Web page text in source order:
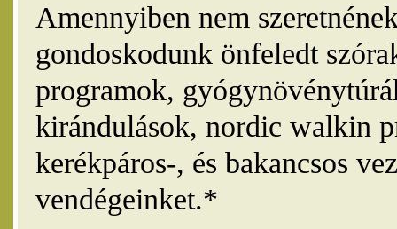
Amennyiben nem
gondoskodunk önfeledt
programok,
kirándulások, nordic walkin
kerékpáros-, és bakancsos
vendégeinket.*